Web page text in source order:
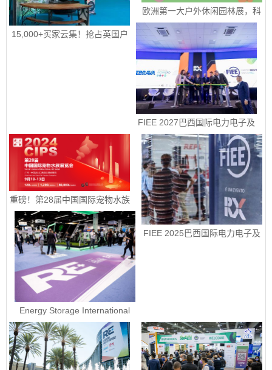
15,000+买家云集！抢占英国户
欧洲第一大户外休闲园林展，科
隆国际园艺、户外休闲及烧烤用
品展 spoga+gafa 圆满收官 下届
定档2027年 6 月 15日至 6 月
17 日
FIEE 2027巴西国际电力电子及
智能能源展销售正式启动
FIEE 2025巴西国际电力电子及
重磅！第28届中国国际宠物水族
展览会定档9月10-13日
Energy Storage International
2023 - 美国国际电池储能展ESI